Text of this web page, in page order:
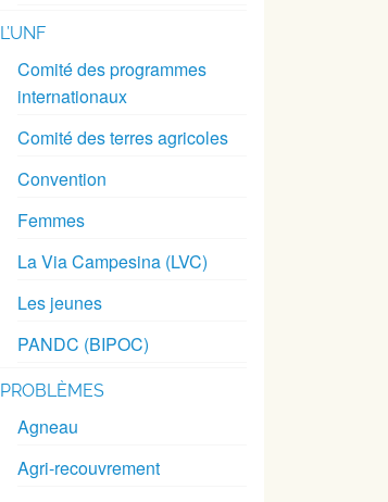
L’UNF
Comité des programmes
internationaux
Comité des terres agricoles
Convention
Femmes
La Via Campesina (LVC)
Les jeunes
PANDC (BIPOC)
PROBLÈMES
Agneau
Agri-recouvrement